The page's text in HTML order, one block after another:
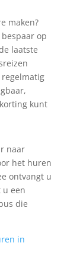
maken?
op
laatste
kunt
naar
het huren
ontvangt u
u een
die
in